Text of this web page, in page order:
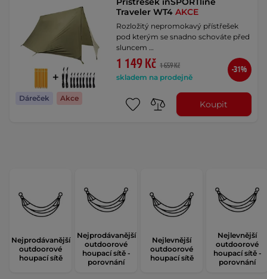
Dáreček Akce
Traveler WT4AKCE
Rozložitý nepromokavý přístřešek
pod kterým se snadno schováte před
sluncem …
1 149 Kč 1 659 Kč
skladem na prodejně
-31%
Koupit
Nejprodávanější
outdoorové
houpací sítě
Nejprodávanější
outdoorové
houpací sítě -
porovnání
Nejlevnější
outdoorové
houpací sítě
Nejlevnější
outdoorové
houpací sítě -
porovnání